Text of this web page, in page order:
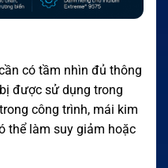
có tầm nhìn đủ thông
được sử dụng trong
công trình, mái kim
thể làm suy giảm hoặc